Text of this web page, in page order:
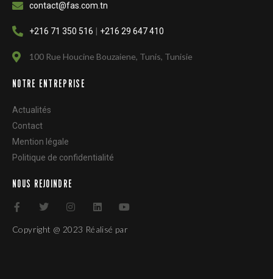
contact@fas.com.tn
+216 71 350 516 +216 29 647 410
100 Rue Houcine Bouzaiene, Tunis, Tunisie
NOTRE ENTREPRISE
Actualités
Contact
Mention légale
Politique de confidentialité
NOUS REJOINDRE
F
c
e
T
i
t
I
s
t
L
n
k
Y
u
t
Copyright @ 2023 Réalisé par